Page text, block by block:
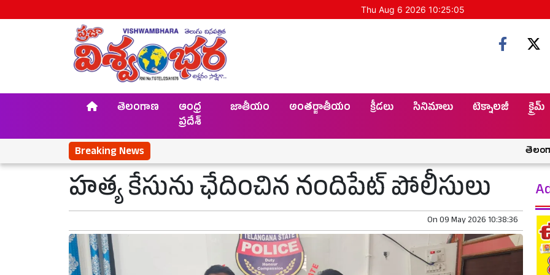
Thu Aug 6 2026 10:25:06
తెలంగాణ
ఆంధ్ర
ప్రదేశ్
జాతీయం అంతర్జాతీయం క్రీడలు సినిమాలు టెక్నాలజీ క్రైమ్
Breaking News తెలంగాణకు
హత్య కేసును ఛేదించిన నందిపేట్ పోలీసులు
On09 May 2026 10:38:36